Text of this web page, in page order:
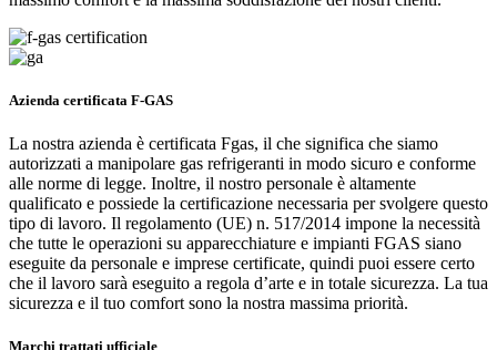
Azienda certificata F-GAS
La nostra azienda è certificata Fgas, il che significa che siamo
autorizzati a manipolare gas refrigeranti in modo sicuro e conforme
alle norme di legge. Inoltre, il nostro personale è altamente
qualificato e possiede la certificazione necessaria per svolgere questo
tipo di lavoro. Il regolamento (UE) n. 517/2014 impone la necessità
che tutte le operazioni su apparecchiature e impianti FGAS siano
eseguite da personale e imprese certificate, quindi puoi essere certo
che il lavoro sarà eseguito a regola d’arte e in totale sicurezza. La tua
sicurezza e il tuo comfort sono la nostra massima priorità.
Marchi trattati ufficiale